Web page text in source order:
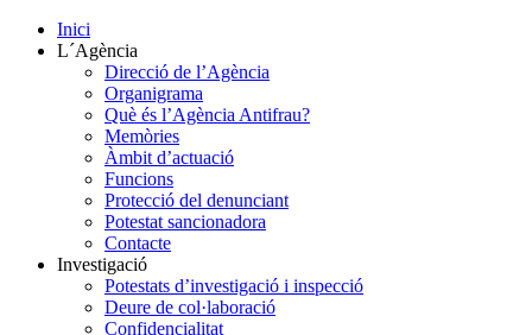
Inici
L´Agència
Direcció de l’Agència
Organigrama
Què és l’Agència Antifrau?
Memòries
Àmbit d’actuació
Funcions
Protecció del denunciant
Potestat sancionadora
Contacte
Investigació
Potestats d’investigació i inspecció
Deure de col·laboració
Confidencialitat